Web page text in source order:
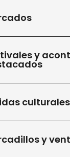
y
culturales
y